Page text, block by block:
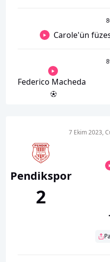
Carole'ün
Federico Macheda
Pendikspor
2
7 Ekim 2023,